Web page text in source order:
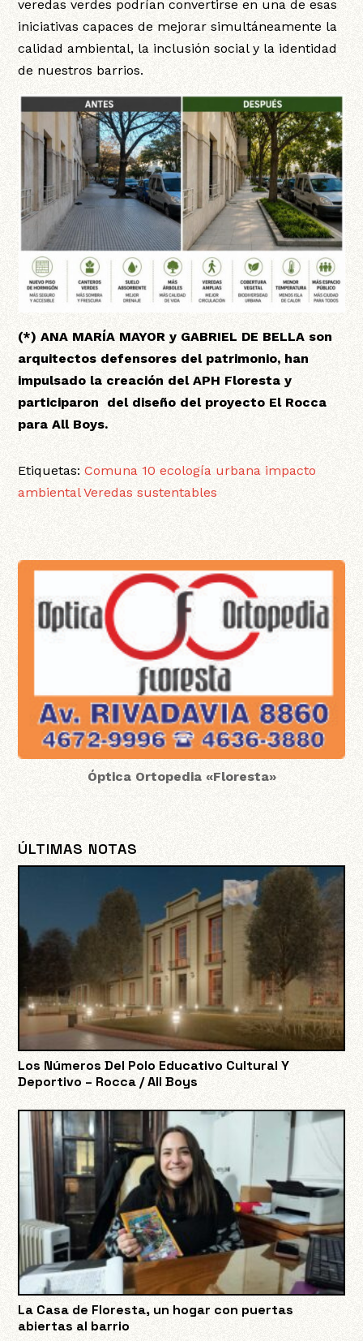
veredas verdes podrían convertirse en una de esas
iniciativas capaces de mejorar simultáneamente la
calidad ambiental, la inclusión social y la identidad
de nuestros barrios.
(*) ANA MARÍA MAYOR y GABRIEL DE BELLA son
arquitectos defensores del patrimonio, han
impulsado la creación del APH Floresta y
participaron del diseño del proyecto El Rocca
para All Boys.
Etiquetas:Comuna 10 ecología urbana impacto
ambiental Veredas sustentables
Óptica Ortopedia «Floresta»
ÚLTIMAS NOTAS
Los Números Del Polo Educativo Cultural Y
Deportivo – Rocca / All Boys
La Casa de Floresta, un hogar con puertas
abiertas al barrio